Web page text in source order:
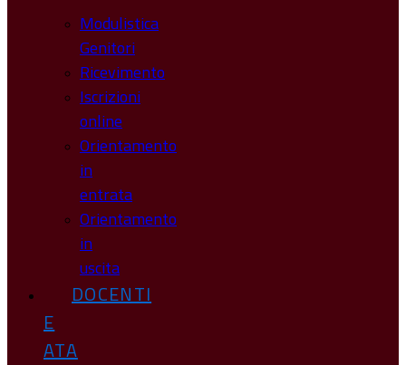
Modulistica
Genitori
Ricevimento
Iscrizioni
online
Orientamento
in
entrata
Orientamento
in
uscita
DOCENTI
E
ATA